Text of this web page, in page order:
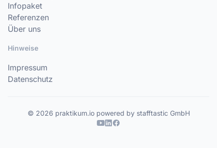
Infopaket
Referenzen
Über uns
Hinweise
Impressum
Datenschutz
© 2026 praktikum.io powered by stafftastic GmbH